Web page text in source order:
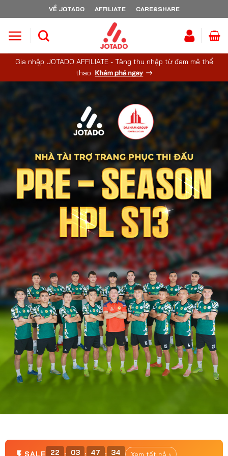
to
VỀ JOTADO AFFILIATE CARE&SHARE
Gia nhập JOTADO AFFILIATE - Tăng thu nhập từ đam mê thể
thao
SALE 22 : 03 : 47 : 32 Xem tất cả ›